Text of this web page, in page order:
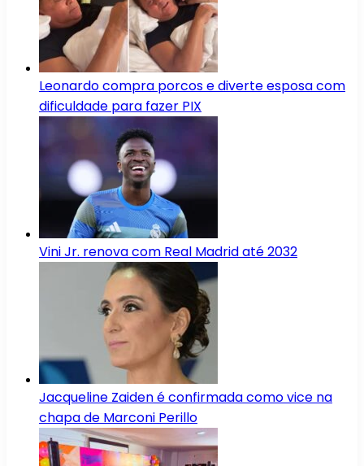
Leonardo compra porcos e diverte esposa com
dificuldade para fazer PIX
Vini Jr. renova com Real Madrid até 2032
Jacqueline Zaiden é confirmada como vice na
chapa de Marconi Perillo